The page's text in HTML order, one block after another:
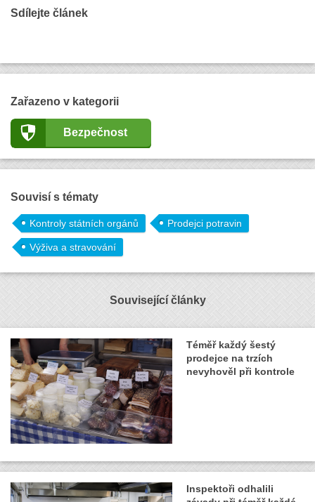
Sdílejte článek
Zařazeno v kategorii
Bezpečnost
Souvisí s tématy
Kontroly státních orgánů Prodejci potravin
Výživa a stravování
Související články
Téměř každý šestý
prodejce na trzích
nevyhověl při kontrole
Inspektoři odhalili